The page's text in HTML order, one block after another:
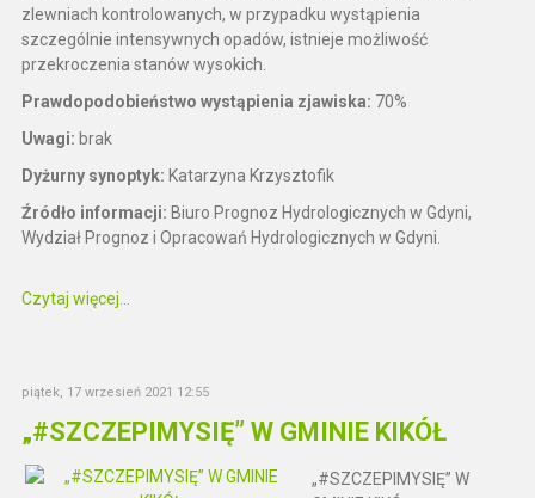
zlewniach kontrolowanych, w przypadku wystąpienia
szczególnie intensywnych opadów, istnieje możliwość
przekroczenia stanów wysokich.
Prawdopodobieństwo wystąpienia zjawiska: 70%
Uwagi: brak
Dyżurny synoptyk: Katarzyna Krzysztofik
Źródło informacji: Biuro Prognoz Hydrologicznych w Gdyni,
Wydział Prognoz i Opracowań Hydrologicznych w Gdyni.
Czytaj więcej...
piątek, 17 wrzesień 2021 12:55
„#SZCZEPIMYSIĘ” W GMINIE KIKÓŁ
„#SZCZEPIMYSIĘ” W